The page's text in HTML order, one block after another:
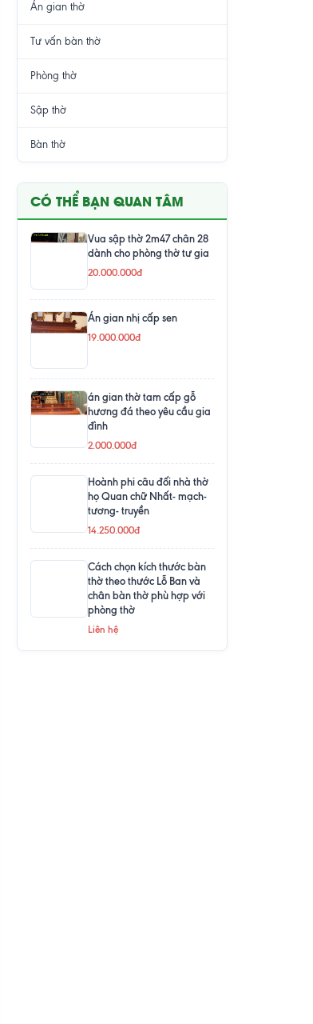
Án gian thờ
Tư vấn bàn thờ
Phòng thờ
Sập thờ
Bàn thờ
CÓ THỂ BẠN QUAN TÂM
Vua sập thờ 2m47 chân 28
dành cho phòng thờ tư gia
20.000.000đ
Án gian nhị cấp sen
19.000.000đ
án gian thờ tam cấp gỗ
hương đá theo yêu cầu gia
đình
2.000.000đ
Hoành phi câu đối nhà thờ
họ Quan chữ Nhất- mạch-
tương- truyền
14.250.000đ
Cách chọn kích thước bàn
thờ theo thước Lỗ Ban và
chân bàn thờ phù hợp với
phòng thờ
Liên hệ